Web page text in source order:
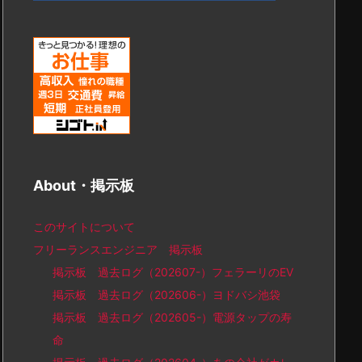
About・掲示板
このサイトについて
フリーランスエンジニア 掲示板
掲示板 過去ログ（202607-）フェラーリのEV
掲示板 過去ログ（202606-）ヨドバシ池袋
掲示板 過去ログ（202605-）電源タップの寿
命